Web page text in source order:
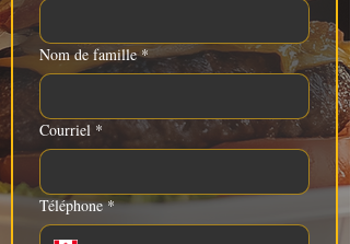
Nom de famille *
Courriel *
Téléphone *